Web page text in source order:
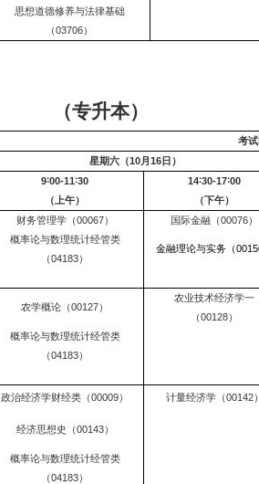
思想道德修养与法律基础
（03706）
（专升本）
考
星期六（10月16日）
9∶00-11∶30
（上午）
14∶30-17∶00
（下午）
财务管理学（00067） 国际金融（00076）
概率论与数理统计经管类
（04183）
金融理论与实务（
农学概论（00127）
农业技术经济学一
（00128）
概率论与数理统计经管类
（04183）
政治经济学财经类（00009） 计量经济学（00142）
经济思想史（00143）
概率论与数理统计经管类
（04183）